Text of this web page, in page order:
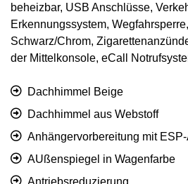
beheizbar, USB Anschlüsse,
Erkennungssystem,
Schwarz/Chrom,
der Mittelkonsole, eCall
Dachhimmel Beige
Dachhimmel aus Webstoff
Anhängervorbereitung mit
AUßenspiegel in Wagenfarbe